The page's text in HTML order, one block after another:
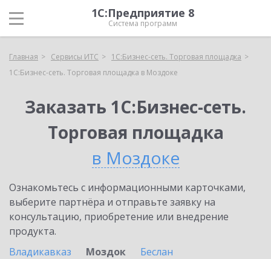
1С:Предприятие 8
Система программ
Главная Сервисы ИТС
1С:Бизнес-сеть. Торговая площадка
1С:Бизнес-сеть. Торговая площадка в Моздоке
Заказать 1С:Бизнес-сеть.
Торговая площадка
в Моздоке
Ознакомьтесь с информационными карточками,
выберите партнёра и отправьте заявку на
консультацию, приобретение или внедрение
продукта.
Владикавказ
Моздок
Беслан